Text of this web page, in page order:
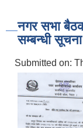
नगर सभा
सम्बन्धी सूचना
Submitted on: